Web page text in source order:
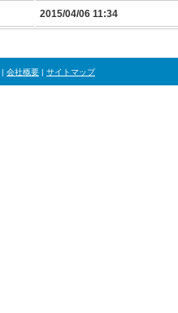
2015/04/06 11:34
| 会社概要 | サイトマップ